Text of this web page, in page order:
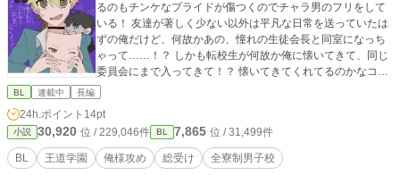
るのもチンケなプライドが傷つくのでチャラ男のフリをして
いる！ 友達が著しく少ない以外は平凡な日常を送っていたは
ずの俺だけど、何故かあの、憧れの生徒会長と同室になっち
ゃって……！？ しかも転校生が何故か俺に懐いてきて、同じ
委員会にまで入ってきて！？ 懐いてきてくれてるのかなコ
レ！？ わかんないコミュ障だから！！ 後輩に懐かれた経
憧れの会長と急接近、とまではいかないけど友達くらいにな
れちゃったりするかな！？ 俺一体、どうなっちゃうの〜！？
※ 副題 コミュ障と愉快な仲間たち 【追記】 現実の方が忙
しくなったため、一日一話以上更新になります。
BL 連載中 長編
24h.ポイント 14pt
小説 30,920 位 / 229,046件 BL 7,865 位 / 31,499件
BL 王道学園 俺様攻め 総受け 全寮制男子校